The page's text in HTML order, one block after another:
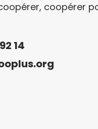
coopérer
14